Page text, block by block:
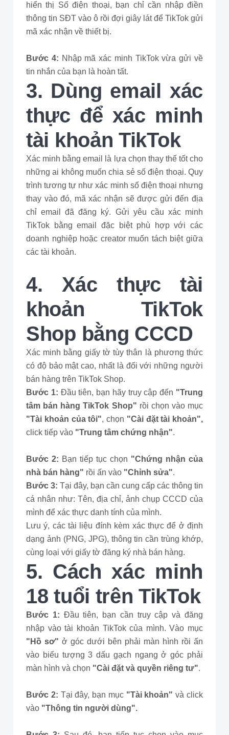
hiển thị Số điện thoại, bạn chỉ cần nhập điền
thông tin SĐT vào ô rồi đợi giây lát để TikTok gửi
mã xác nhận về thiết bị.
Bước 4: Nhập mã xác minh TikTok vừa gửi về
tin nhắn của bạn là hoàn tất.
3. Dùng email xác
thực để xác minh
tài khoản TikTok
Xác minh bằng email là lựa chọn thay thế tốt cho
những ai không muốn chia sẻ số điện thoại. Quy
trình tương tự như xác minh số điện thoại nhưng
thay vào đó, mã xác nhận sẽ được gửi đến địa
chỉ email đã đăng ký. Gửi yêu cầu xác minh
TikTok bằng email đặc biệt phù hợp với các
doanh nghiệp hoặc creator muốn tách biệt giữa
các tài khoản.
4. Xác thực tài
khoản TikTok
Shop bằng CCCD
Xác minh bằng giấy tờ tùy thân là phương thức
có độ bảo mật cao, nhất là đối với những người
bán hàng trên TikTok Shop.
Bước 1: Đầu tiên, bạn hãy truy cập đến "Trung
tâm bán hàng TikTok Shop" rồi chọn vào mục
"Tài khoản của tôi", chọn "Cài đặt tài khoản",
click tiếp vào "Trung tâm chứng nhận".
Bước 2: Bạn tiếp tục chọn "Chứng nhận của
nhà bán hàng" rồi ấn vào "Chỉnh sửa".
Bước 3: Tại đây, bạn cần cung cấp các thông tin
cá nhân như: Tên, địa chỉ, ảnh chụp CCCD của
mình để xác thực danh tính của mình.
Lưu ý, các tài liệu đính kèm xác thực để ở định
dạng ảnh (PNG, JPG), thông tin cần trùng khớp,
cùng loại với giấy tờ đăng ký nhà bán hàng.
5. Cách xác minh
18 tuổi trên TikTok
Bước 1: Đầu tiên, bạn cần truy cập và đăng
nhập vào tài khoản TikTok của mình. Vào mục
"Hồ sơ" ở góc dưới bên phải màn hình rồi ấn
vào biểu tượng 3 dấu gạch ngang ở góc phải
màn hình và chọn "Cài đặt và quyền riêng tư".
Bước 2: Tại đây, bạn mục"Tài khoản" và click
vào "Thông tin người dùng".